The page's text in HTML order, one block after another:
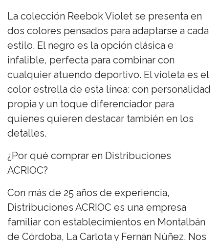
La colección Reebok Violet se presenta en
dos colores pensados para adaptarse a cada
estilo. El negro es la opción clásica e
infalible, perfecta para combinar con
cualquier atuendo deportivo. El violeta es el
color estrella de esta línea: con personalidad
propia y un toque diferenciador para
quienes quieren destacar también en los
detalles.
¿Por qué comprar en Distribuciones
ACRIOC?
Con más de 25 años de experiencia,
Distribuciones ACRIOC es una empresa
familiar con establecimientos en Montalbán
de Córdoba, La Carlota y Fernán Núñez. Nos